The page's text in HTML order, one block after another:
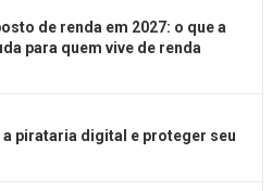
de renda em 2027: o que a
para quem vive de renda
pirataria digital e proteger seu